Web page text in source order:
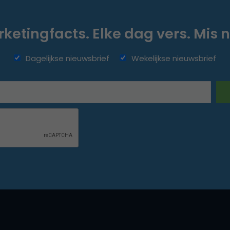
Elke dag vers. Mis
Dagelijkse nieuwsbrief Wekelijkse nieuwsbrief